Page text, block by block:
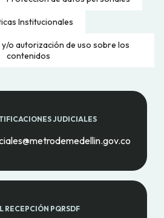
Institucionales
o autorización de uso sobre los
contenidos
JUDICIALES
RECEPCIÓN PQRSDF